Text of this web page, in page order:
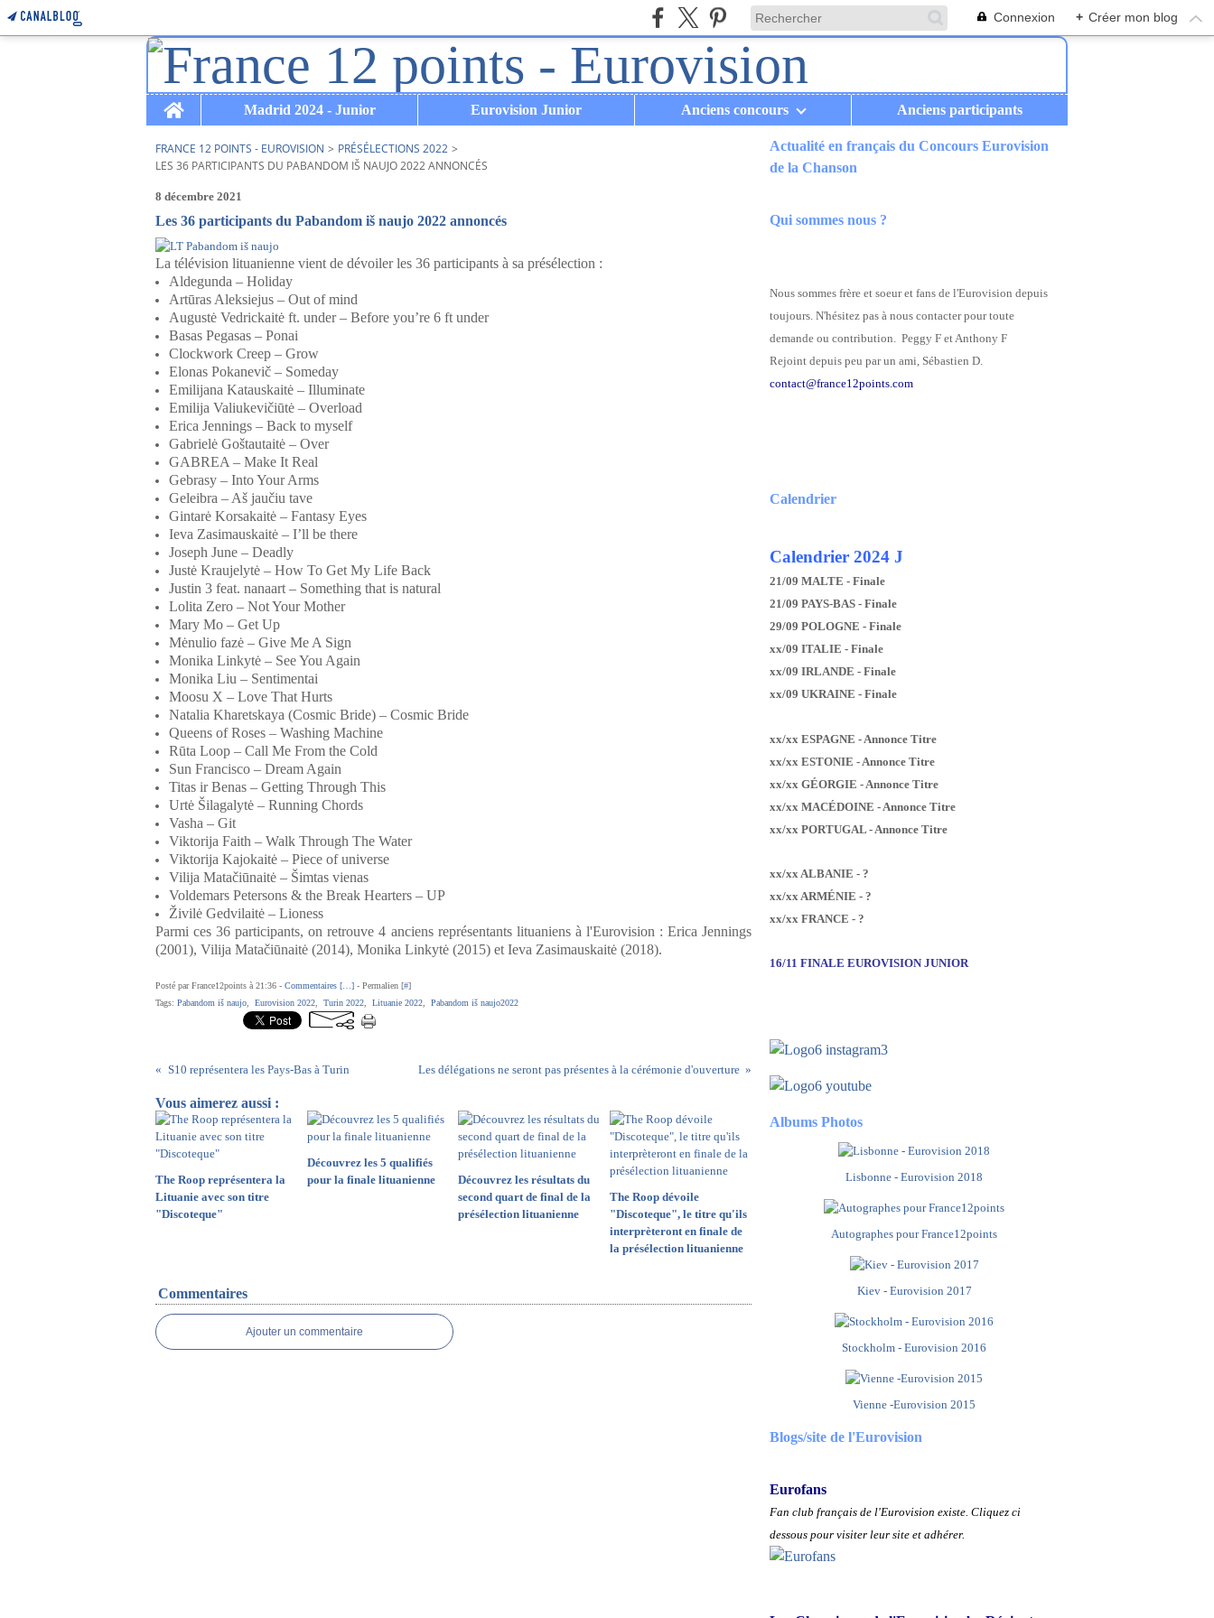
Connexion + Créer mon blog
Home
Madrid 2024 - Junior Eurovision Junior Anciens concours Anciens participants
FRANCE 12 POINTS - EUROVISION > PRÉSÉLECTIONS 2022 >
LES 36 PARTICIPANTS DU PABANDOM IŠ NAUJO 2022 ANNONCÉS
8 décembre 2021
Les 36 participants du Pabandom iš naujo 2022 annoncés
La télévision lituanienne vient de dévoiler les 36 participants à sa présélection :
Aldegunda – Holiday
Artūras Aleksiejus – Out of mind
Augustė Vedrickaitė ft. under – Before you’re 6 ft under
Basas Pegasas – Ponai
Clockwork Creep – Grow
Elonas Pokanevič – Someday
Emilijana Katauskaitė – Illuminate
Emilija Valiukevičiūtė – Overload
Erica Jennings – Back to myself
Gabrielė Goštautaitė – Over
GABREA – Make It Real
Gebrasy – Into Your Arms
Geleibra – Aš jaučiu tave
Gintarė Korsakaitė – Fantasy Eyes
Ieva Zasimauskaitė – I’ll be there
Joseph June – Deadly
Justė Kraujelytė – How To Get My Life Back
Justin 3 feat. nanaart – Something that is natural
Lolita Zero – Not Your Mother
Mary Mo – Get Up
Mėnulio fazė – Give Me A Sign
Monika Linkytė – See You Again
Monika Liu – Sentimentai
Moosu X – Love That Hurts
Natalia Kharetskaya (Cosmic Bride) – Cosmic Bride
Queens of Roses – Washing Machine
Rūta Loop – Call Me From the Cold
Sun Francisco – Dream Again
Titas ir Benas – Getting Through This
Urtė Šilagalytė – Running Chords
Vasha – Git
Viktorija Faith – Walk Through The Water
Viktorija Kajokaitė – Piece of universe
Vilija Matačiūnaitė – Šimtas vienas
Voldemars Petersons & the Break Hearters – UP
Živilė Gedvilaitė – Lioness
Parmi ces 36 participants, on retrouve 4 anciens représentants lituaniens à l'Eurovision : Erica Jennings
(2001), Vilija Matačiūnaitė (2014), Monika Linkytė (2015) et Ieva Zasimauskaitė (2018).
Posté par France12points à 21:36 - Commentaires [ ] - Permalien [#]
Tags: Pabandom iš naujo Eurovision 2022 Turin 2022 Lituanie 2022 Pabandom iš naujo2022
S10 représentera les Pays-Bas à Turin Les délégations ne seront pas présentes à la cérémonie d'ouverture
Vous aimerez aussi :
The Roop représentera la
Lituanie avec son titre
"Discoteque"
Découvrez les 5 qualifiés
pour la finale lituanienne
Découvrez les résultats du
second quart de final de la
présélection lituanienne
The Roop dévoile
"Discoteque", le titre qu'ils
interprèteront en finale de
la présélection lituanienne
Commentaires
Ajouter un commentaire
Actualité en français du Concours Eurovision
de la Chanson
Qui sommes nous ?
Nous sommes frère et soeur et fans de l'Eurovision depuis
toujours. N'hésitez pas à nous contacter pour toute
demande ou contribution. Peggy F et Anthony F
Rejoint depuis peu par un ami, Sébastien D.
contact@france12points.com
Calendrier
Calendrier 2024 J
21/09 MALTE - Finale
21/09 PAYS-BAS - Finale
29/09 POLOGNE - Finale
xx/09 ITALIE - Finale
xx/09 IRLANDE - Finale
xx/09 UKRAINE - Finale
xx/xx ESPAGNE - Annonce Titre
xx/xx ESTONIE - Annonce Titre
xx/xx GÉORGIE - Annonce Titre
xx/xx MACÉDOINE - Annonce Titre
xx/xx PORTUGAL - Annonce Titre
xx/xx ALBANIE - ?
xx/xx ARMÉNIE - ?
xx/xx FRANCE - ?
16/11 FINALE EUROVISION JUNIOR
Albums Photos
Lisbonne - Eurovision 2018
Autographes pour France12points
Kiev - Eurovision 2017
Stockholm - Eurovision 2016
Vienne -Eurovision 2015
Blogs/site de l'Eurovision
Eurofans
Fan club français de l'Eurovision existe. Cliquez ci
dessous pour visiter leur site et adhérer.